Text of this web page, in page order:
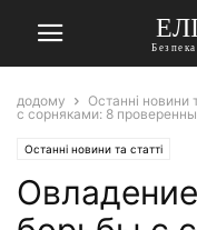
додому Останні новини
с сорняками: 8
Останні новини та статті